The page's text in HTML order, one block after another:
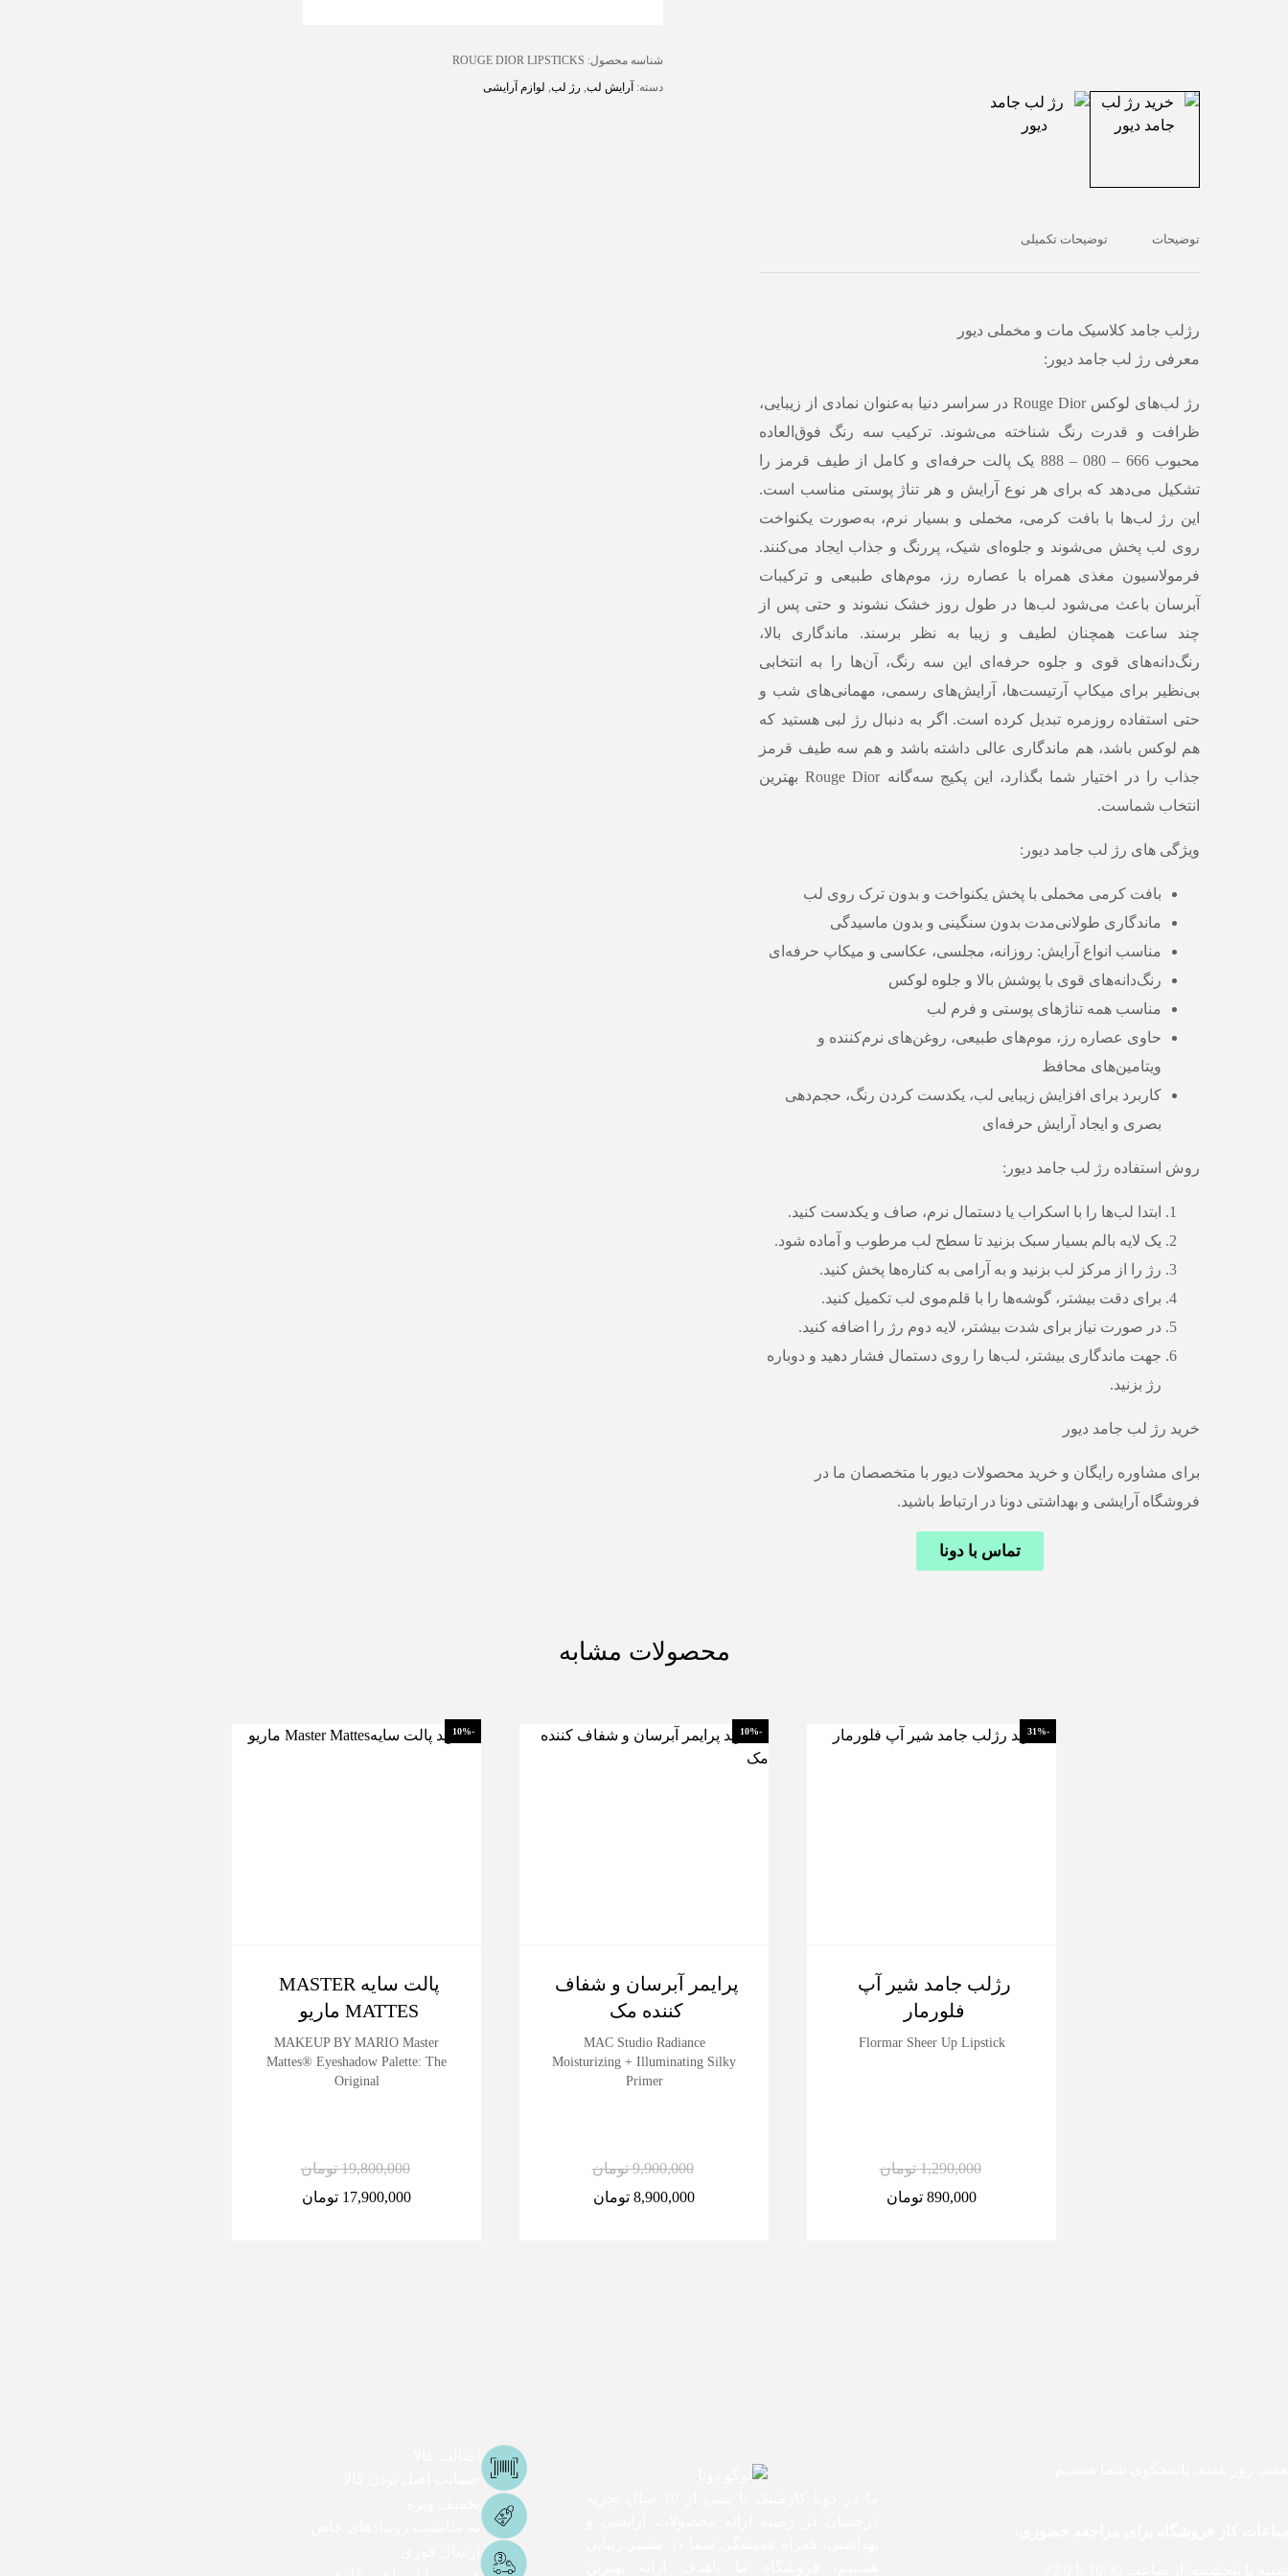
توضیحات توضیحات تکمیلی
رژلب جامد کلاسیک مات و مخملی دیور
معرفی رژ لب جامد دیور:
رژ لب‌های لوکسRouge Dior در سراسر دنیا به‌عنوان نمادی از زیبایی،
ظرافت و قدرت رنگ شناخته می‌شوند. ترکیب سه رنگ فوق‌العاده
محبوب666 – 080 – 888
یک پالت حرفه‌ای و کامل از طیف قرمز را
تشکیل می‌دهد که برای هر نوع آرایش و هر تناژ پوستی مناسب است.
این رژ لب‌ها با بافت کرمی، مخملی و بسیار نرم، به‌صورت یکنواخت
روی لب پخش می‌شوند و جلوه‌ای شیک، پررنگ و جذاب ایجاد می‌کنند.
فرمولاسیون مغذی همراه با عصاره رز، موم‌های طبیعی و ترکیبات
آبرسان باعث می‌شود لب‌ها در طول روز خشک نشوند و حتی پس از
چند ساعت همچنان لطیف و زیبا به نظر برسند. ماندگاری بالا،
رنگ‌دانه‌های قوی و جلوه حرفه‌ای این سه رنگ، آن‌ها را به انتخابی
بی‌نظیر برای میکاپ آرتیست‌ها، آرایش‌های رسمی، مهمانی‌های شب و
حتی استفاده روزمره تبدیل کرده است. اگر به دنبال رژ لبی هستید که
هم لوکس باشد، هم ماندگاری عالی داشته باشد و هم سه طیف قرمز
جذاب را در اختیار شما بگذارد، این پکیج سه‌گانه Rouge Dior بهترین
انتخاب شماست.
ویژگی های رژ لب جامد دیور:
بافت کرمی مخملی با پخش یکنواخت و بدون ترک روی لب
ماندگاری طولانی‌مدت بدون سنگینی و بدون ماسیدگی
مناسب انواع آرایش: روزانه، مجلسی، عکاسی و میکاپ حرفه‌ای
رنگ‌دانه‌های قوی با پوشش بالا و جلوه لوکس
مناسب همه تناژهای پوستی و فرم لب
حاوی عصاره رز، موم‌های طبیعی، روغن‌های نرم‌کننده و
ویتامین‌های محافظ
کاربرد برای افزایش زیبایی لب، یکدست کردن رنگ، حجم‌دهی
بصری و ایجاد آرایش حرفه‌ای
روش استفاده رژ لب جامد دیور:
ابتدا لب‌ها را با اسکراب یا دستمال نرم، صاف و یکدست کنید.
یک لایه بالم بسیار سبک بزنید تا سطح لب مرطوب و آماده شود.
رژ را از مرکز لب بزنید و به آرامی به کناره‌ها پخش کنید.
برای دقت بیشتر، گوشه‌ها را با قلم‌موی لب تکمیل کنید.
در صورت نیاز برای شدت بیشتر، لایه دوم رژ را اضافه کنید.
جهت ماندگاری بیشتر، لب‌ها را روی دستمال فشار دهید و دوباره
رژ بزنید.
خرید رژ لب جامد دیور
برای مشاوره رایگان و خرید محصولات دیور با متخصصان ما در
فروشگاه آرایشی و بهداشتی دونا در ارتباط باشید.
تماس با دونا
شناسه محصول: ROUGE DIOR LIPSTICKS
دسته: آرایش لب, رژ لب, لوازم آرایشی
محصولات مشابه
-31%
رژلب جامد شیر آپ
فلورمار
Flormar Sheer Up Lipstick
1,290,000 تومان
890,000 تومان
-10%
پرایمر آبرسان و شفاف
کننده مک
MAC Studio Radiance
Moisturizing + Illuminating Silky
Primer
9,900,000 تومان
8,900,000 تومان
-10%
پالت سایه MASTER
MATTES ماریو
MAKEUP BY MARIO Master
Mattes® Eyeshadow Palette: The
Original
19,800,000 تومان
17,900,000 تومان